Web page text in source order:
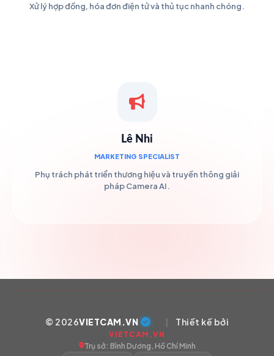
Xử lý hợp đồng, hóa đơn điện tử và thủ tục nhanh chóng.
Lê Nhi
MARKETING SPECIALIST
Phụ trách phát triển thương hiệu và truyền thông giải
pháp Camera AI.
© 2026VIETCAM.VN | Thiết kế bởi
VIETCAM.VN
Trụ sở: Bình Dương, Hồ Chí Minh